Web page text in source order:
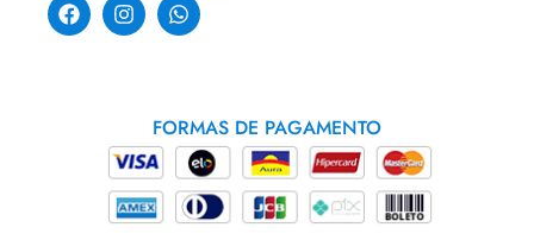
FORMAS DE PAGAMENTO